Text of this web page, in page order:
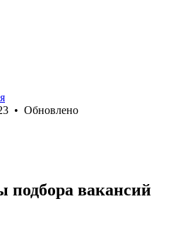
• Обновлено
вакансий